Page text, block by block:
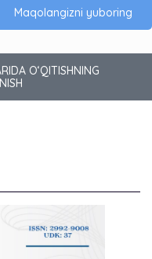
Maqolangizni yuboring
O‘QITISHNING